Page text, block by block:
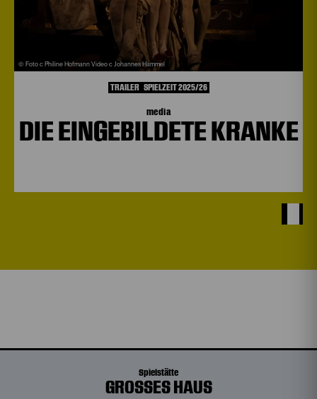
© Foto c Philine Hofmann Video c Johannes Hammel
media
DIE EINGEBILDETE KRANKE
TRAILER SPIELZEIT 2025/26
Spielstätte
GROSSES HAUS